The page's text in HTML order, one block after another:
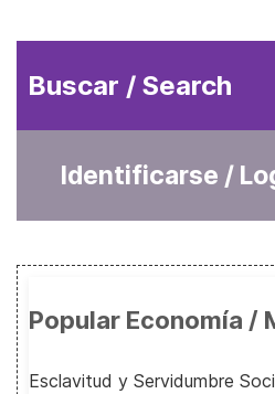
Buscar / Search
Identificarse /
Popular Economía /
Esclavitud y Servidumbre